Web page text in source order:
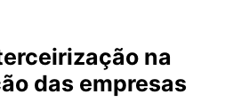
na
das empresas